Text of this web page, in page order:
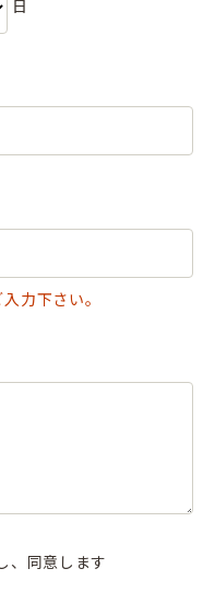
日
力下さい。
、同意します